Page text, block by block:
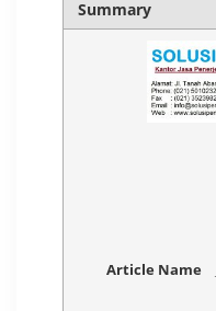
Summary
Article Name